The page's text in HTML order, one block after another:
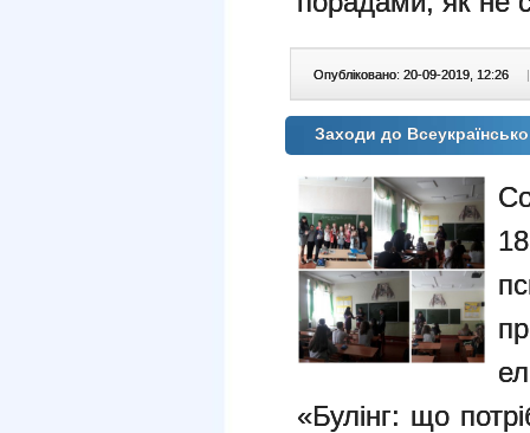
Опубліковано: 20-09-2019, 12:26 |
Заходи до
«Булінг: що